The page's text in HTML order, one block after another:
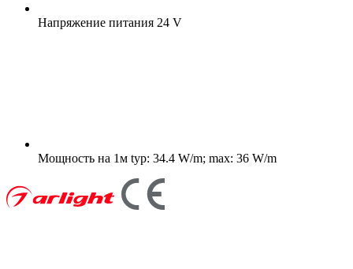
Напряжение питания 24 V
Мощность на 1м typ: 34.4 W/m; max: 36 W/m